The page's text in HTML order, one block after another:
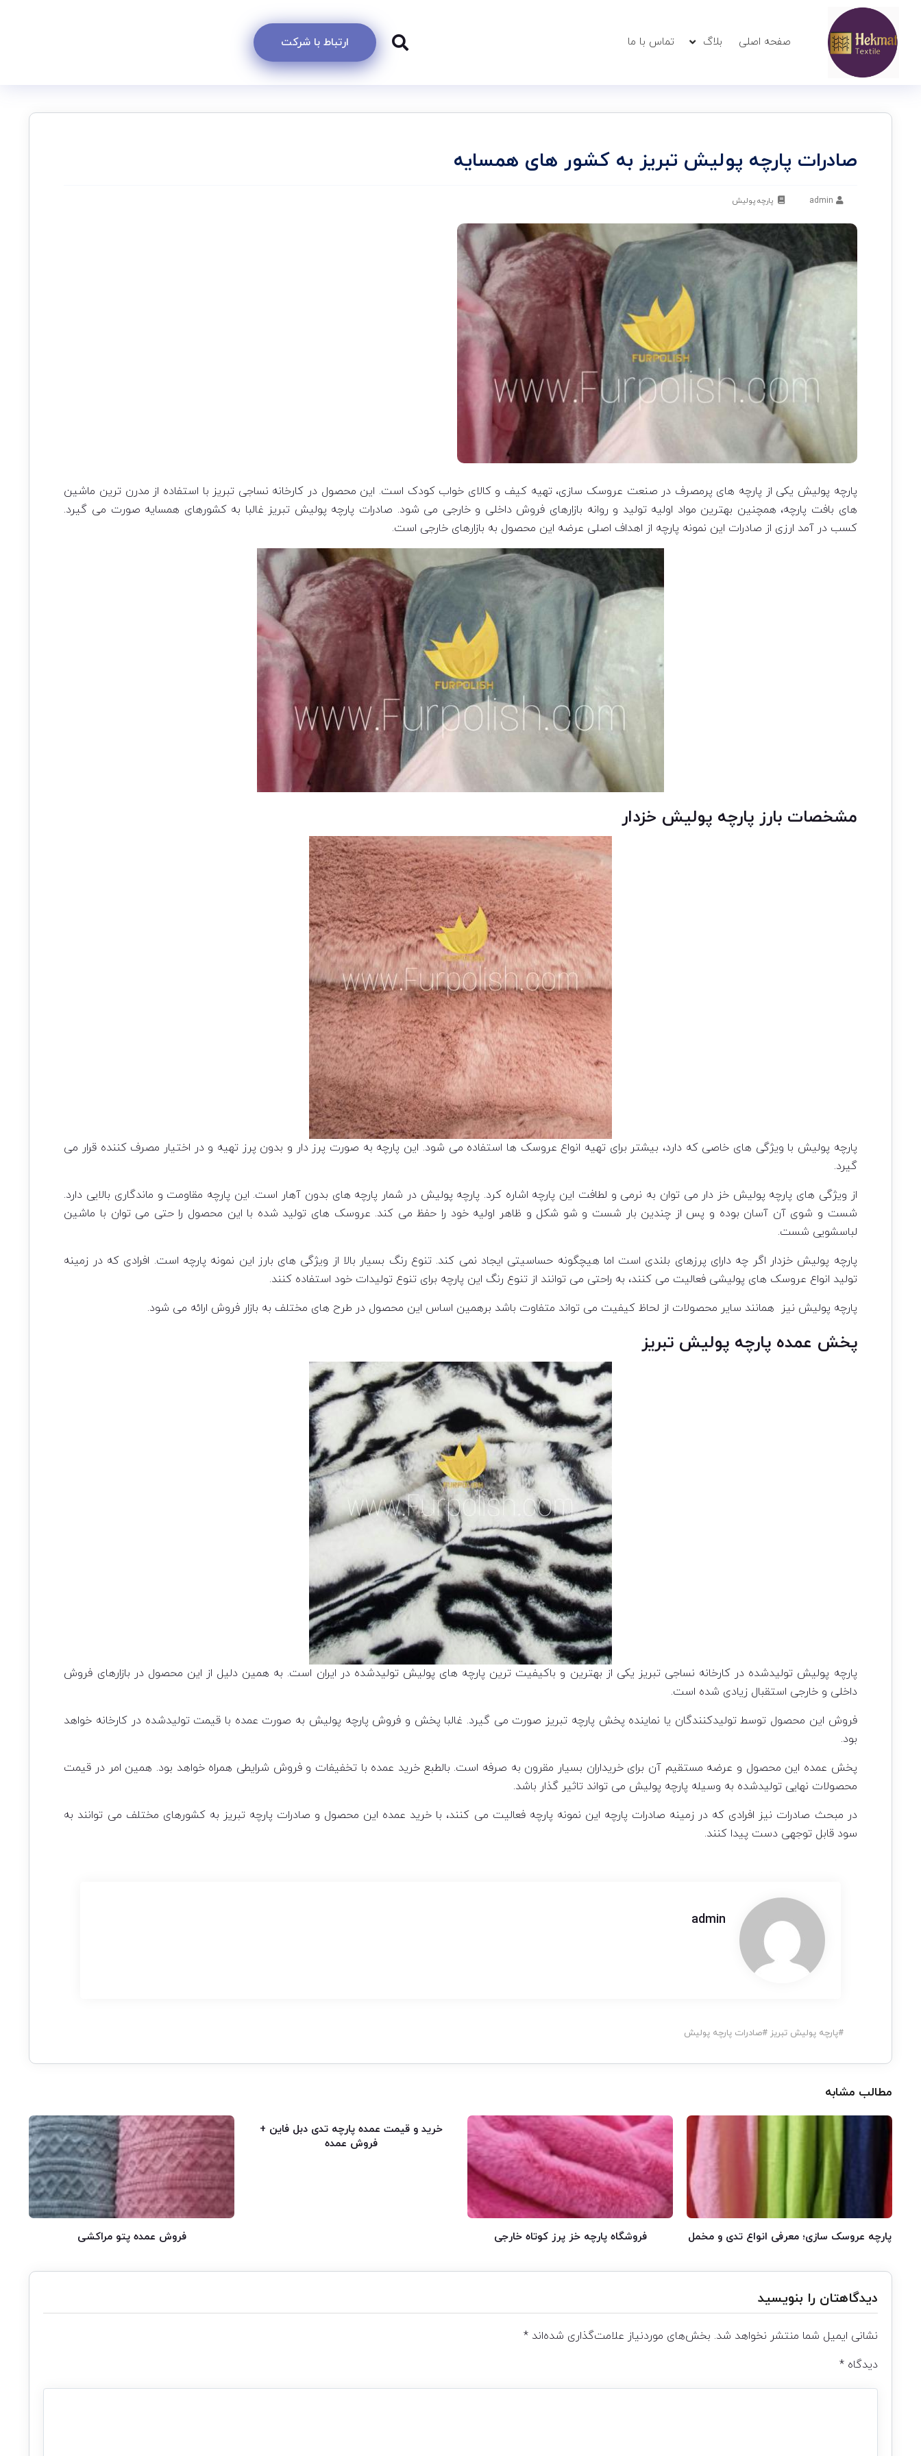
صفحه اصلی بلاگ تماس با ما ارتباط با شرکت
صادرات پارچه پولیش تبریز به کشور های همسایه
پارچه پولیش
پارچه پولیش یکی از پارچه های پرمصرف در صنعت عروسک سازی، تهیه کیف و کالای خواب کودک است. این محصول در کارخانه نساجی تبریز با استفاده از مدرن ترین ماشین
های بافت پارچه، همچنین بهترین مواد اولیه تولید و روانه بازارهای فروش داخلی و خارجی می شود. صادرات پارچه پولیش تبریز غالبا به کشورهای همسایه صورت می گیرد.
کسب در آمد ارزی از صادرات این نمونه پارچه از اهداف اصلی عرضه این محصول به بازارهای خارجی است.
مشخصات بارز پارچه پولیش خزدار
پارچه پولیش با ویژگی های خاصی که دارد، بیشتر برای تهیه انواع عروسک ها استفاده می شود. این پارچه به صورت پرز دار و بدون پرز تهیه و در اختیار مصرف کننده قرار می
گیرد.
از ویژگی های پارچه پولیش خز دار می توان به نرمی و لطافت این پارچه اشاره کرد. پارچه پولیش در شمار پارچه های بدون آهار است. این پارچه مقاومت و ماندگاری بالایی دارد.
شست و شوی آن آسان بوده و پس از چندین بار شست و شو شکل و ظاهر اولیه خود را حفظ می کند. عروسک های تولید شده با این محصول را حتی می توان با ماشین
لباسشویی شست.
پارچه پولیش خزدار اگر چه دارای پرزهای بلندی است اما هیچگونه حساسیتی ایجاد نمی کند. تنوع رنگ بسیار بالا از ویژگی های بارز این نمونه پارچه است. افرادی که در زمینه
تولید انواع عروسک های پولیشی فعالیت می کنند، به راحتی می توانند از تنوع رنگ این پارچه برای تنوع تولیدات خود استفاده کنند.
پارچه پولیش نیز همانند سایر محصولات از لحاظ کیفیت می تواند متفاوت باشد برهمین اساس این محصول در طرح های مختلف به بازار فروش ارائه می شود.
پخش عمده پارچه پولیش تبریز
پارچه پولیش تولیدشده در کارخانه نساجی تبریز یکی از بهترین و باکیفیت ترین پارچه های پولیش تولیدشده در ایران است. به همین دلیل از این محصول در بازارهای فروش
داخلی و خارجی استقبال زیادی شده است.
فروش این محصول توسط تولیدکنندگان یا نماینده پخش پارچه تبریز صورت می گیرد. غالبا پخش و فروش پارچه پولیش به صورت عمده با قیمت تولیدشده در کارخانه خواهد
بود.
پخش عمده این محصول و‌ عرضه مستقیم آن برای خریداران بسیار مقرون به صرفه است. بالطبع خرید عمده با تخفیفات و فروش شرایطی همراه خواهد بود. همین امر در قیمت
محصولات نهایی تولیدشده به وسیله پارچه پولیش می تواند تاثیر گذار باشد.
در مبحث صادرات نیز افرادی که در زمینه صادرات پارچه این نمونه پارچه فعالیت می کنند، با خرید عمده این محصول و صادرات پارچه تبریز به کشورهای مختلف می توانند به
سود قابل توجهی دست پیدا کنند.
admin
#پارچه پولیش تبریز #صادرات پارچه پولیش
مطالب مشابه
پارچه عروسک سازی؛ معرفی انواع تدی و مخمل فروشگاه پارچه خز پرز کوتاه خارجی
خرید و قیمت عمده پارچه تدی دبل فاین +
فروش عمده
فروش عمده پتو مراکشی
دیدگاهتان را بنویسید
نشانی ایمیل شما منتشر نخواهد شد. بخش‌های موردنیاز علامت‌گذاری شده‌اند *
دیدگاه *